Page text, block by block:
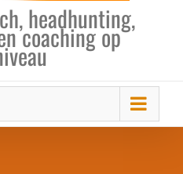
headhunting,
coaching op